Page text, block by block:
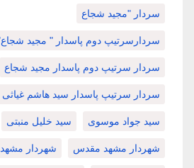
سردار "مجید شجاع
سردارسرتیپ دوم پاسدار " مجید
سردار سرتیپ دوم پاسدار مجید شجاع
سردار سرتیپ پاسدار سید هاشم غیاثی
سید جواد موسوی سید خلیل منبتی
شهردار مشهد مقدس شهردار